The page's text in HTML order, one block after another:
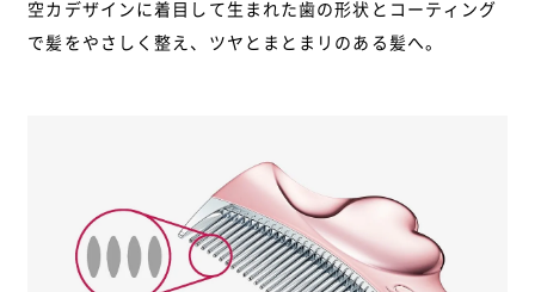
空カデザインに着目して生まれた歯の形状とコーティング
で髪をやさしく整え、ツヤとまとまリのある髪へ。